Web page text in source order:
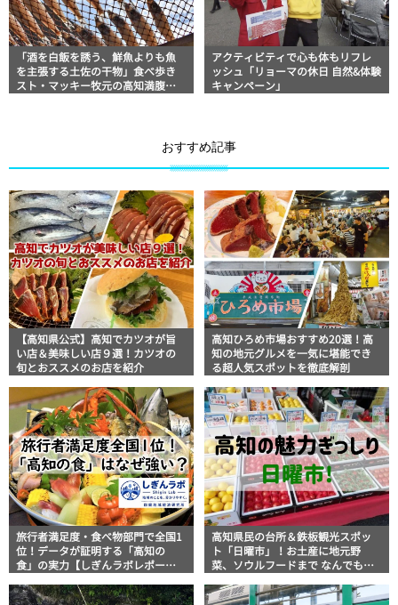
「酒を白飯を誘う、鮮魚よりも魚
を主張する土佐の干物」食べ歩き
スト・マッキー牧元の高知満腹日
アクティビティで心も体もリフレ
ッシュ「リョーマの休日 自然&体験
キャンペーン」
おすすめ記事
【高知県公式】高知でカツオが旨
い店＆美味しい店９選！カツオの
旬とおススメのお店を紹介
高知ひろめ市場おすすめ20選！高
知の地元グルメを一気に堪能でき
る超人気スポットを徹底解剖
旅行者満足度・食べ物部門で全国1
位！データが証明する「高知の
食」の実力【しぎんラボレポー
高知県民の台所＆鉄板観光スポッ
ト「日曜市」！お土産に地元野
菜、ソウルフードまで なんでもそ
説！